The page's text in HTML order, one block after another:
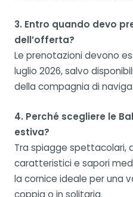
3. Entro quando devo
dell’offerta?
Le prenotazioni devono
luglio 2026, salvo
della compagnia di
4. Perché scegliere le
estiva?
Tra spiagge spettacolari,
caratteristici e sapori
la cornice ideale per una